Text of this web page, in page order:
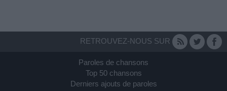
RETROUVEZ-NOUS SUR
Paroles de chansons
Top 50 chansons
Derniers ajouts de paroles